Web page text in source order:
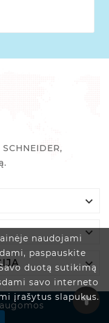
naudojami
paspauskite
duotą sutikimą
savo interneto
įrašytus slapukus.


